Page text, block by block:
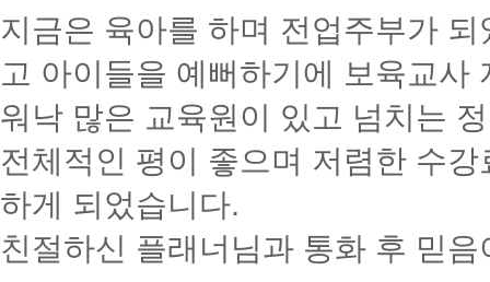
지금은 육아를 하며 전업주부가
고 아이들을 예뻐하기에 보육교
워낙 많은 교육원이 있고 넘치는
전체적인 평이 좋으며 저렴한 수
하게 되었습니다.
친절하신 플래너님과 통화 후 믿